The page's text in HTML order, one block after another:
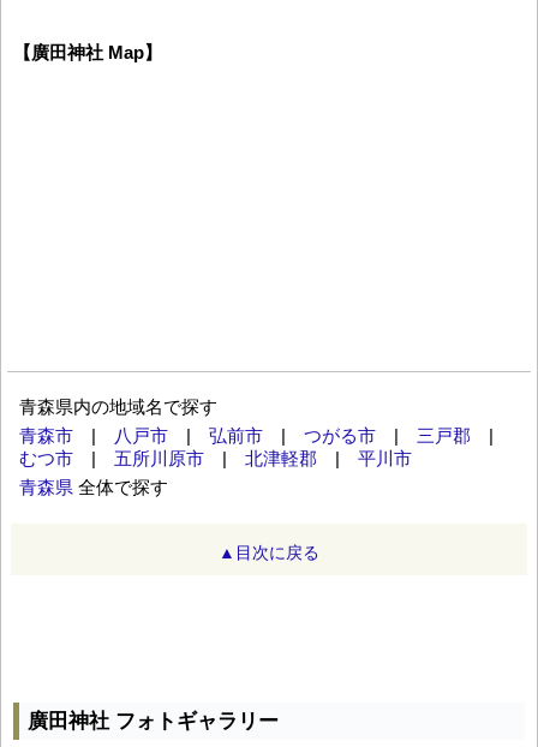
【廣田神社 Map】
青森県内の地域名で探す
青森市
八戸市 弘前市 つがる市 三戸郡
むつ市
五所川原市 北津軽郡
平川市
青森県 全体で探す
▲目次に戻る
廣田神社 フォトギャラリー